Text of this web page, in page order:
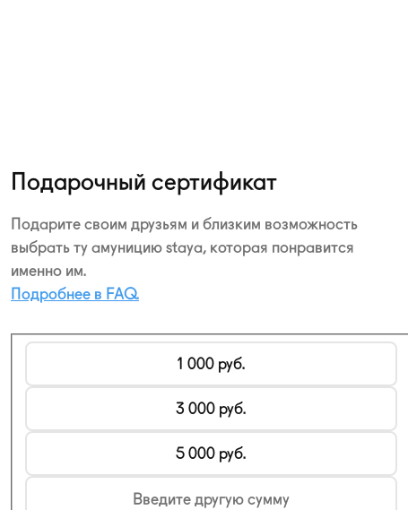
Подарочный сертификат
Подарите своим друзьям и близким возможность
выбрать ту амуницию staya, которая понравится
именно им.
Подробнее в FAQ.
1 000 руб.
3 000 руб.
5 000 руб.